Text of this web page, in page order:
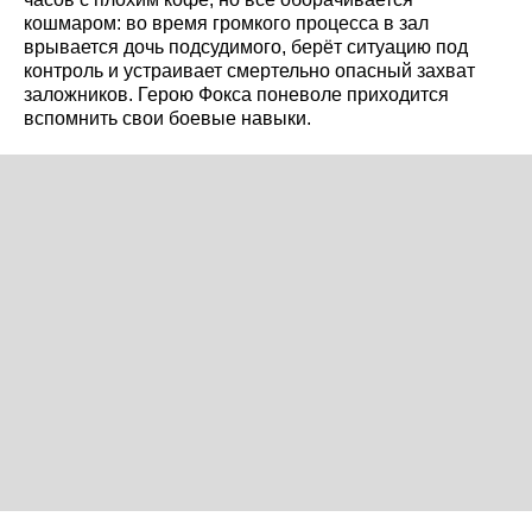
кошмаром: во время громкого процесса в зал
врывается дочь подсудимого, берёт ситуацию под
контроль и устраивает смертельно опасный захват
заложников. Герою Фокса поневоле приходится
вспомнить свои боевые навыки.